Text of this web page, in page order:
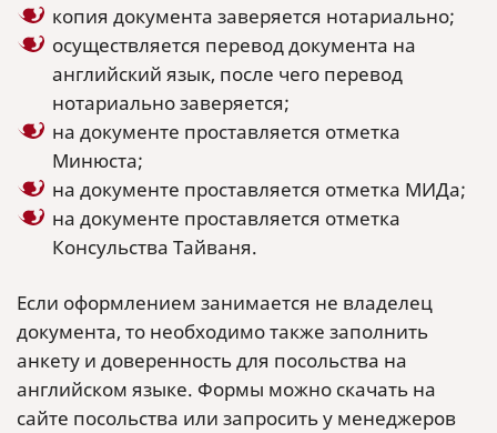
копия документа заверяется нотариально;
осуществляется перевод документа на
английский язык, после чего перевод
нотариально заверяется;
на документе проставляется отметка
Минюста;
на документе проставляется отметка МИДа;
на документе проставляется отметка
Консульства Тайваня.
Если оформлением занимается не владелец
документа, то необходимо также заполнить
анкету и доверенность для посольства на
английском языке. Формы можно скачать на
сайте посольства или запросить у менеджеров